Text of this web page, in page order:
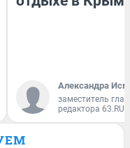
Александра
заместитель
редактора 63.RU